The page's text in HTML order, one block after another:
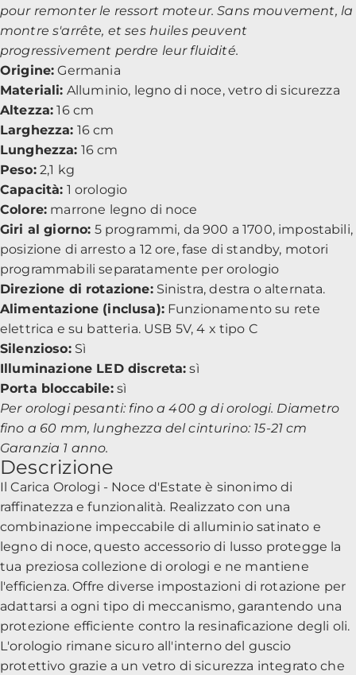
pour remonter le ressort moteur. Sans mouvement, la
montre s'arrête, et ses huiles peuvent
progressivement perdre leur fluidité.
Origine: Germania
Materiali: Alluminio, legno di noce, vetro di sicurezza
Altezza: 16 cm
Larghezza: 16 cm
Lunghezza: 16 cm
Peso:2,1 kg
Capacità: 1 orologio
Colore: marrone legno di noce
Giri al giorno: 5 programmi, da 900 a 1700, impostabili,
posizione di arresto a 12 ore, fase di standby, motori
programmabili separatamente per orologio
Direzione di rotazione:Sinistra, destra o alternata.
Alimentazione (inclusa):Funzionamento su rete
elettrica e su batteria. USB 5V, 4 x tipo C
Silenzioso:Sì
Illuminazione LED discreta: sì
Porta bloccabile:sì
Per orologi pesanti: fino a 400 g di orologi. Diametro
fino a 60 mm, lunghezza del cinturino: 15-21 cm
Garanzia 1 anno.
Descrizione
Il Carica Orologi - Noce d'Estate è sinonimo di
raffinatezza e funzionalità. Realizzato con una
combinazione impeccabile di alluminio satinato e
legno di noce, questo accessorio di lusso protegge la
tua preziosa collezione di orologi e ne mantiene
l'efficienza. Offre diverse impostazioni di rotazione per
adattarsi a ogni tipo di meccanismo, garantendo una
protezione efficiente contro la resinaficazione degli oli.
L'orologio rimane sicuro all'interno del guscio
protettivo grazie a un vetro di sicurezza integrato che